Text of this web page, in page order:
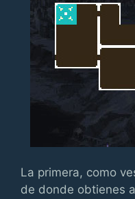
La primera, como
de donde obtienes